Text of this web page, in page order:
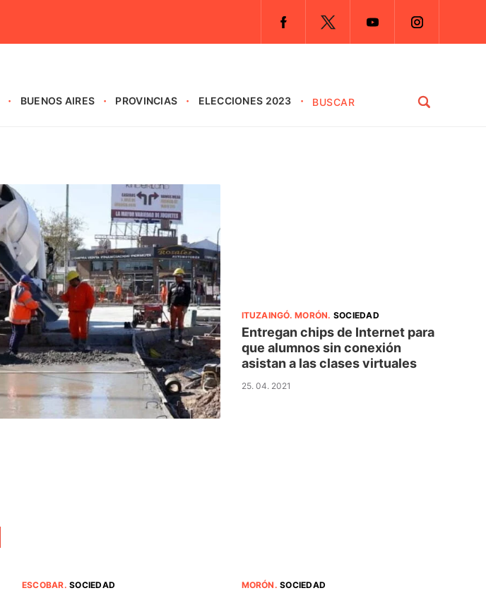
BUENOS AIRES PROVINCIAS ELECCIONES 2023
ITUZAINGÓ.MORÓN. SOCIEDAD
Entregan chips de Internet para
que alumnos sin conexión
asistan a las clases virtuales
25. 04. 2021
ESCOBAR.SOCIEDAD MORÓN .SOCIEDAD